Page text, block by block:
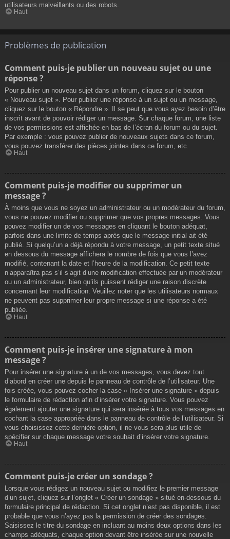
utilisateurs malveillants ou des robots.
Haut
Problèmes de publication
Comment puis-je publier un nouveau sujet ou une
réponse ?
Pour publier un nouveau sujet dans un forum, cliquez sur le bouton
« Nouveau sujet ». Pour publier une réponse à un sujet ou un message,
cliquez sur le bouton « Répondre ». Il se peut que vous ayez besoin d’être
inscrit avant de pouvoir rédiger un message. Sur chaque forum, une liste
de vos permissions est affichée en bas de l’écran du forum ou du sujet.
Par exemple : vous pouvez publier de nouveaux sujets dans ce forum,
vous pouvez transférer des pièces jointes dans ce forum, etc.
Haut
Comment puis-je modifier ou supprimer un
message ?
À moins que vous ne soyez un administrateur ou un modérateur du forum,
vous ne pouvez modifier ou supprimer que vos propres messages. Vous
pouvez modifier un de vos messages en cliquant le bouton adéquat,
parfois dans une limite de temps après que le message initial ait été
publié. Si quelqu’un a déjà répondu à votre message, un petit texte situé
en dessous du message affichera le nombre de fois que vous l’avez
modifié, contenant la date et l’heure de la modification. Ce petit texte
n’apparaîtra pas s’il s’agit d’une modification effectuée par un modérateur
ou un administrateur, bien qu’ils puissent rédiger une raison discrète
concernant leur modification. Veuillez noter que les utilisateurs normaux
ne peuvent pas supprimer leur propre message si une réponse a été
publiée.
Haut
Comment puis-je insérer une signature à mon
message ?
Pour insérer une signature à un de vos messages, vous devez tout
d’abord en créer une depuis le panneau de contrôle de l’utilisateur. Une
fois créée, vous pouvez cocher la case « Insérer une signature » depuis
le formulaire de rédaction afin d’insérer votre signature. Vous pouvez
également ajouter une signature qui sera insérée à tous vos messages en
cochant la case appropriée dans le panneau de contrôle de l’utilisateur. Si
vous choisissez cette dernière option, il ne vous sera plus utile de
spécifier sur chaque message votre souhait d’insérer votre signature.
Haut
Comment puis-je créer un sondage ?
Lorsque vous rédigez un nouveau sujet ou modifiez le premier message
d’un sujet, cliquez sur l’onglet « Créer un sondage » situé en-dessous du
formulaire principal de rédaction. Si cet onglet n’est pas disponible, il est
probable que vous n’ayez pas la permission de créer des sondages.
Saisissez le titre du sondage en incluant au moins deux options dans les
champs adéquats, chaque option devant être insérée sur une nouvelle